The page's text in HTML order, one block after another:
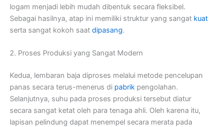
logam menjadi lebih mudah dibentuk secara fleksibel.
Sebagai hasilnya, atap ini memiliki struktur yang sangat kuat
serta sangat kokoh saat dipasang.
2. Proses Produksi yang Sangat Modern
Kedua, lembaran baja diproses melalui metode pencelupan
panas secara terus-menerus di pabrik pengolahan.
Selanjutnya, suhu pada proses produksi tersebut diatur
secara sangat ketat oleh para tenaga ahli. Oleh karena itu,
lapisan pelindung dapat menempel secara merata pada